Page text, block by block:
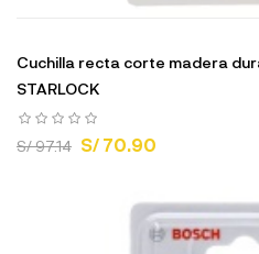
Cuchilla recta corte madera
STARLOCK
S/ 97.14 S/ 70.90